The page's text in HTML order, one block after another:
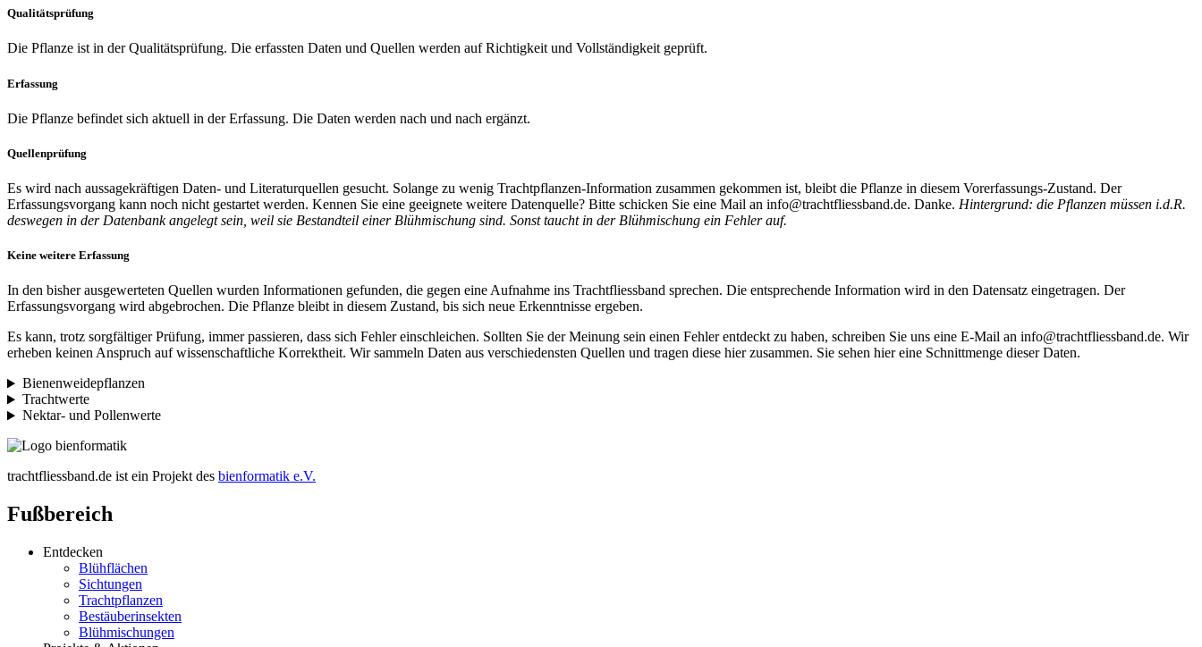
Qualitätsprüfung
Die Pflanze ist in der Qualitätsprüfung. Die erfassten Daten und Quellen werden auf Richtigkeit und Vollständigkeit geprüft.
Erfassung
Die Pflanze befindet sich aktuell in der Erfassung. Die Daten werden nach und nach ergänzt.
Quellenprüfung
Es wird nach aussagekräftigen Daten- und Literaturquellen gesucht. Solange zu wenig Trachtpflanzen-Information zusammen gekommen ist, bleibt die Pflanze in diesem Vorerfassungs-Zustand. Der
Erfassungsvorgang kann noch nicht gestartet werden. Kennen Sie eine geeignete weitere Datenquelle? Bitte schicken Sie eine Mail an info@trachtfliessband.de. Danke. Hintergrund: die Pflanzen müssen i.d.R.
deswegen in der Datenbank angelegt sein, weil sie Bestandteil einer Blühmischung sind. Sonst taucht in der Blühmischung ein Fehler auf.
Keine weitere Erfassung
In den bisher ausgewerteten Quellen wurden Informationen gefunden, die gegen eine Aufnahme ins Trachtfliessband sprechen. Die entsprechende Information wird in den Datensatz eingetragen. Der
Erfassungsvorgang wird abgebrochen. Die Pflanze bleibt in diesem Zustand, bis sich neue Erkenntnisse ergeben.
Es kann, trotz sorgfältiger Prüfung, immer passieren, dass sich Fehler einschleichen. Sollten Sie der Meinung sein einen Fehler entdeckt zu haben, schreiben Sie uns eine E-Mail an info@trachtfliessband.de. Wir
erheben keinen Anspruch auf wissenschaftliche Korrektheit. Wir sammeln Daten aus verschiedensten Quellen und tragen diese hier zusammen. Sie sehen hier eine Schnittmenge dieser Daten.
Bienenweidepflanzen
Trachtwerte
Nektar- und Pollenwerte
trachtfliessband.de ist ein Projekt des bienformatik e.V.
Fußbereich
Entdecken
Blühflächen
Sichtungen
Trachtpflanzen
Bestäuberinsekten
Blühmischungen